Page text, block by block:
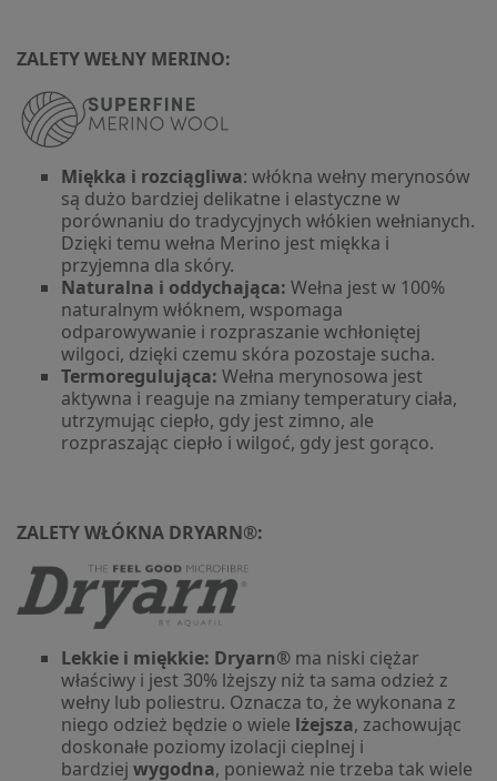
ZALETY WEŁNY MERINO:
Miękka i rozciągliwa: włókna wełny merynosów
są dużo bardziej delikatne i elastyczne w
porównaniu do tradycyjnych włókien wełnianych.
Dzięki temu wełna Merino jest miękka i
przyjemna dla skóry.
Naturalna i oddychająca: Wełna jest w 100%
naturalnym włóknem, wspomaga
odparowywanie i rozpraszanie wchłoniętej
wilgoci, dzięki czemu skóra pozostaje sucha.
Termoregulująca: Wełna merynosowa jest
aktywna i reaguje na zmiany temperatury ciała,
utrzymując ciepło, gdy jest zimno, ale
rozpraszając ciepło i wilgoć, gdy jest gorąco.
ZALETY WŁÓKNA DRYARN®:
Lekkie i miękkie: Dryarn® ma niski ciężar
właściwy i jest 30% lżejszy niż ta sama odzież z
wełny lub poliestru. Oznacza to, że wykonana z
niego odzież będzie o wiele lżejsza, zachowując
doskonałe poziomy izolacji cieplnej i
bardziej wygodna, ponieważ nie trzeba tak wiele